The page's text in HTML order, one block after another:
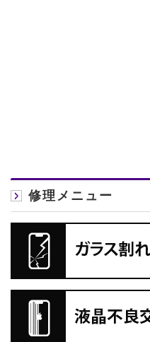
修理メニュー